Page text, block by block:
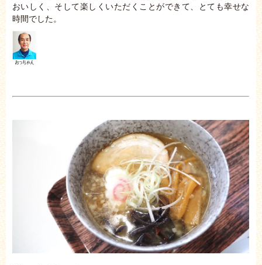
おいしく、そして楽しくいただくことができて、とても幸せな
時間でした。